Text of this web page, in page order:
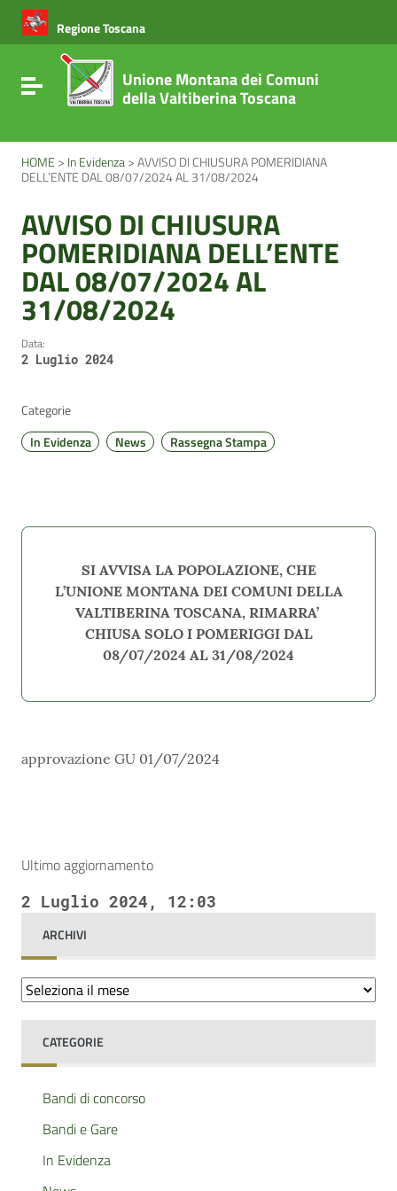
Vai ai contenuti
Vai al menu di navigazione
Vai al footer
Regione Toscana
Attiva / disattiva la navigazione
Unione Montana dei Comuni
della Valtiberina Toscana
HOME > In Evidenza>AVVISO DI CHIUSURA POMERIDIANA
DELL’ENTE DAL 08/07/2024 AL 31/08/2024
AVVISO DI CHIUSURA
POMERIDIANA DELL’ENTE
DAL 08/07/2024 AL
31/08/2024
Data:
2 Luglio 2024
Categorie
In Evidenza
News Rassegna Stampa
ARCHIVI
Archivi
CATEGORIE
Bandi di concorso
Bandi e Gare
In Evidenza
SI AVVISA LA POPOLAZIONE, CHE
L’UNIONE MONTANA DEI COMUNI DELLA
VALTIBERINA TOSCANA, RIMARRA’
CHIUSA SOLO I POMERIGGI DAL
08/07/2024 AL 31/08/2024
approvazione GU 01/07/2024
Ultimo aggiornamento
2 Luglio 2024, 12:03